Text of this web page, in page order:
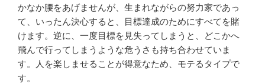
かなか腰をあげませんが、生まれながらの努力家であっ
て、いったん決心すると、目標達成のためにすべてを賭
けます。逆に、一度目標を見失ってしまうと、どこかへ
飛んで行ってしまうような危うさも持ち合わせていま
す。人を楽しませることが得意なため、モテるタイプで
す。